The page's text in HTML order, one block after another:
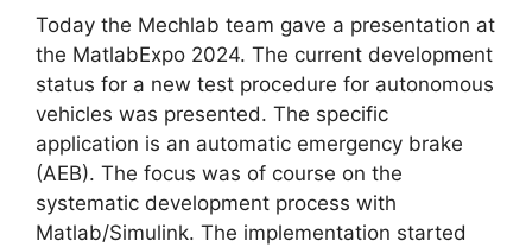
Today the Mechlab team gave a presentation at
the MatlabExpo 2024. The current development
status for a new test procedure for autonomous
vehicles was presented. The specific
application is an automatic emergency brake
(AEB). The focus was of course on the
systematic development process with
Matlab/Simulink. The implementation started